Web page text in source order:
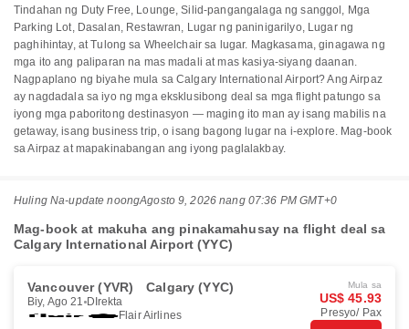
Tindahan ng Duty Free, Lounge, Silid-pangangalaga ng sanggol, Mga
Parking Lot, Dasalan, Restawran, Lugar ng paninigarilyo, Lugar ng
paghihintay, at Tulong sa Wheelchair sa lugar. Magkasama, ginagawa ng
mga ito ang paliparan na mas madali at mas kasiya-siyang daanan.
Nagpaplano ng biyahe mula sa Calgary International Airport? Ang Airpaz
ay nagdadala sa iyo ng mga eksklusibong deal sa mga flight patungo sa
iyong mga paboritong destinasyon — maging ito man ay isang mabilis na
getaway, isang business trip, o isang bagong lugar na i-explore. Mag-book
sa Airpaz at mapakinabangan ang iyong paglalakbay.
Huling Na-update noongAgosto 9, 2026 nang 07:36 PM GMT+0
Mag-book at makuha ang pinakamahusay na flight deal sa
Calgary International Airport (YYC)
Vancouver (YVR) Calgary (YYC)
Biy, Ago 21 DIrekta
Flair Airlines
Mula sa
US$ 45.93
Presyo/ Pax